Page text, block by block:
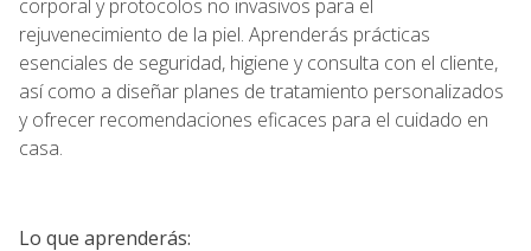
corporal y protocolos no invasivos para el
rejuvenecimiento de la piel. Aprenderás prácticas
esenciales de seguridad, higiene y consulta con el cliente,
así como a diseñar planes de tratamiento personalizados
y ofrecer recomendaciones eficaces para el cuidado en
casa.
Lo que aprenderás: